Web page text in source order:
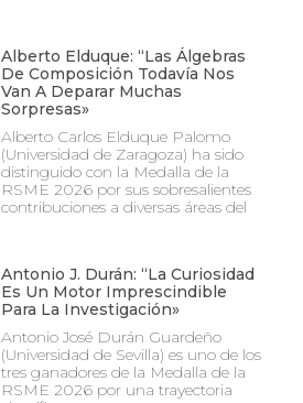
Alberto Elduque: “Las Álgebras
De Composición Todavía Nos
Van A Deparar Muchas
Sorpresas»
Alberto Carlos Elduque Palomo
(Universidad de Zaragoza) ha sido
distinguido con la Medalla de la
RSME 2026 por sus sobresalientes
contribuciones a diversas áreas del
Antonio J. Durán: “La Curiosidad
Es Un Motor Imprescindible
Para La Investigación»
Antonio José Durán Guardeño
(Universidad de Sevilla) es uno de los
tres ganadores de la Medalla de la
RSME 2026 por una trayectoria